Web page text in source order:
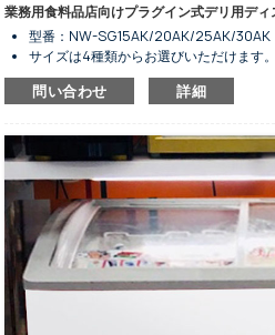
業務用食料品店向けプラグイン式デリ用デ
型番：NW-SG15AK/20AK/25AK/30AK
サイズは4種類からお選びいただけます。
デリの保管・陳列用。
内蔵型凝縮ユニット。
全自動霜取り式。
赤色やその他の色はオプションです。
曲線デザインの強化ガラス。
油圧式バッファーを使用した玄関ドアの
スイッチ付きLED室内照明。
予備収納キャビネットはオプションです
外装・内装ともにステンレス鋼仕上げ。
スマートコントローラーとデジタルディ
掃除が簡単な交換式背面スライドドア。
問い合わせ 詳細